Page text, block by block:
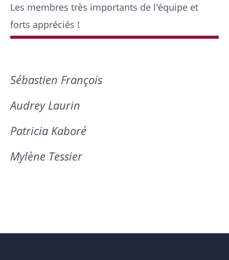
Les membres très importants de l'équipe et
forts appréciés !
Sébastien François
Audrey Laurin
Patricia Kaboré
Mylène Tessier